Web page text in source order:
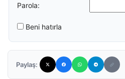
Parola:
Beni hatırla
Paylaş: